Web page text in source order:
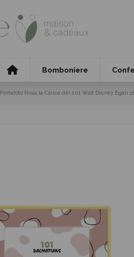
Bomboniere
Portafoto Rosa la Carica dei 101 Walt Disney Egan